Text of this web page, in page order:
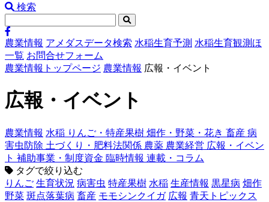
検索
農業情報 アメダスデータ検索 水稲生育予測 水稲生育観測ほ
一覧 お問合せフォーム
農業情報トップページ 農業情報 広報・イベント
広報・イベント
農業情報 水稲 りんご・特産果樹 畑作・野菜・花き 畜産 病
害虫防除 土づくり・肥料法関係 農薬 農業経営 広報・イベン
ト 補助事業・制度資金 臨時情報 連載・コラム
タグで絞り込む
りんご 生育状況 病害虫 特産果樹 水稲 生産情報 黒星病 畑作
野菜 斑点落葉病 畜産 モモシンクイガ 広報 青天トピックス